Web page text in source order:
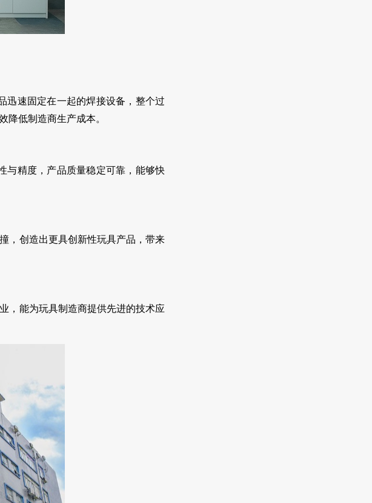
迅速固定在一起的焊接设备，整个过
降低制造商生产成本。
与精度，产品质量稳定可靠，能够快
，创造出更具创新性玩具产品，带来
，能为玩具制造商提供先进的技术应